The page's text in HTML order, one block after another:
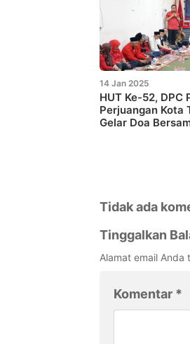
14 Jan 2025
HUT Ke-52, DPC
Perjuangan Kota
Gelar Doa
Tidak ada
Tinggalkan
Alamat email
Komentar *